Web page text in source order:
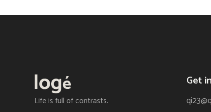
Life is full of contrasts.
Get